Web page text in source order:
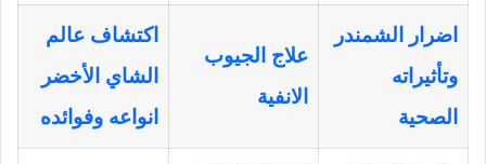
اضرار الشمندر
وتأثيراته
الصحية
علاج الجيوب
الانفية
اكتشاف عالم
الشاي الأخضر
انواعه وفوائده